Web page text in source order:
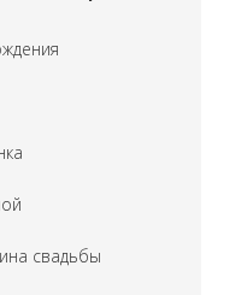
свадьбы